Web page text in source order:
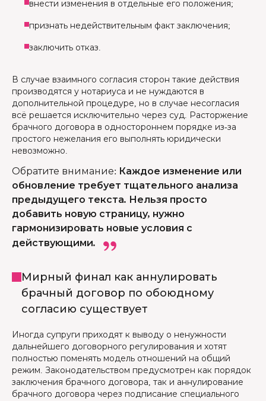
внести изменения в отдельные его положения;
признать недействительным факт заключения;
заключить отказ.
В случае взаимного согласия сторон такие действия
производятся у нотариуса и не нуждаются в
дополнительной процедуре, но в случае несогласия
всё решается исключительно через суд. Расторжение
брачного договора в одностороннем порядке из-за
простого нежелания его выполнять юридически
невозможно.
Обратите внимание: Каждое изменение или
обновление требует тщательного анализа
предыдущего текста. Нельзя просто
добавить новую страницу, нужно
гармонизировать новые условия с
действующими.
Мирный финал как аннулировать
брачный договор по обоюдному
согласию существует
Иногда супруги приходят к выводу о ненужности
дальнейшего договорного регулирования и хотят
полностью поменять модель отношений на общий
режим. Законодательством предусмотрен как порядок
заключения брачного договора, так и аннулирование
брачного договора через подписание специального